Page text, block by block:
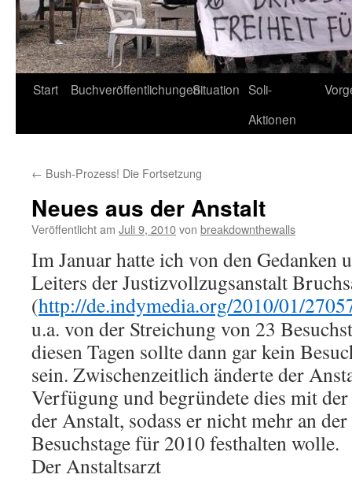
Start BuchveröffentlichungenSituation Soli-
Aktionen
← Bush-Prozess! Die Fortsetzung
Neues aus der Anstalt
Veröffentlicht am Juli 9, 2010von breakdownthewalls
Im Januar hatte ich von den Gedanken
Leiters der Justizvollzugsanstalt
(http://de.indymedia.org/2010/01/
u.a. von der Streichung von 23
diesen Tagen sollte dann gar kein
sein. Zwischenzeitlich änderte der
Verfügung und begründete dies mit
der Anstalt, sodass er nicht mehr an
Besuchstage für 2010 festhalten wolle.
Der Anstaltsarzt